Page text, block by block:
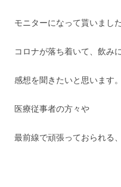
モニターになって貰いました
コロナが落ち着いて、飲み
感想を聞きたいと思います。
医療従事者の方々や
最前線で頑張っておられる